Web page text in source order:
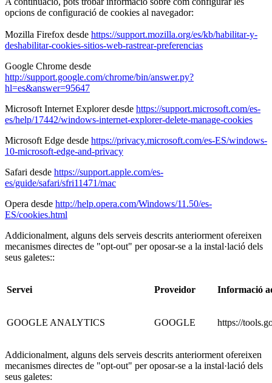
opcions de configuració de cookies al navegador:
Mozilla Firefox desde https://support.mozilla.org/es/kb/habilitar-y-
deshabilitar-cookies-sitios-web-rastrear-preferencias
Google Chrome desde
http://support.google.com/chrome/bin/answer.py?
hl=es&answer=95647
Microsoft Internet Explorer desde https://support.microsoft.com/es-
es/help/17442/windows-internet-explorer-delete-manage-cookies
Microsoft Edge desde https://privacy.microsoft.com/es-ES/windows-
10-microsoft-edge-and-privacy
Safari desde https://support.apple.com/es-
es/guide/safari/sfri11471/mac
Opera desde http://help.opera.com/Windows/11.50/es-
ES/cookies.html
Addicionalment, alguns dels serveis descrits anteriorment ofereixen
mecanismes directes de "opt-out" per oposar-se a la instal·lació dels
seus galetes::
Servei Proveidor Informació
GOOGLE ANALYTICS GOOGLE https://
Addicionalment, alguns dels serveis descrits anteriorment ofereixen
mecanismes directes de "opt-out" per oposar-se a la instal·lació dels
seus galetes: